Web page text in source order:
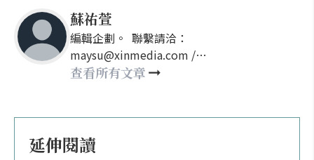
蘇祐萱
編輯企劃。 聯繫請洽：
maysu@xinmedia.com /
may860527@gmail.com
查看所有文章
延伸閱讀